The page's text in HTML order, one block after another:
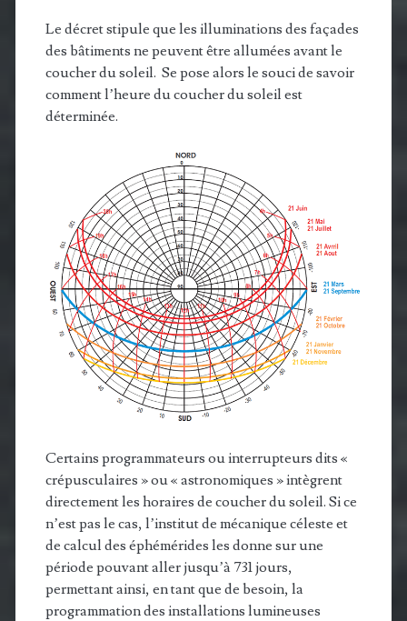
Le décret stipule que les illuminations des façades
des bâtiments ne peuvent être allumées avant le
coucher du soleil. Se pose alors le souci de savoir
comment l’heure du coucher du soleil est
déterminée.
Certains programmateurs ou interrupteurs dits «
crépusculaires » ou « astronomiques » intègrent
directement les horaires de coucher du soleil. Si ce
n’est pas le cas, l’institut de mécanique céleste et
de calcul des éphémérides les donne sur une
période pouvant aller jusqu’à 731 jours,
permettant ainsi, en tant que de besoin, la
programmation des installations lumineuses